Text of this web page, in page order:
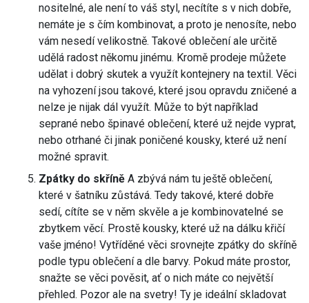
nositelné, ale není to váš styl, necítíte s v nich dobře,
nemáte je s čím kombinovat, a proto je nenosíte, nebo
vám nesedí velikostně. Takové oblečení ale určitě
udělá radost někomu jinému. Kromě prodeje můžete
udělat i dobrý skutek a využít kontejnery na textil. Věci
na vyhození jsou takové, které jsou opravdu zničené a
nelze je nijak dál využít. Může to být například
seprané nebo špinavé oblečení, které už nejde vyprat,
nebo otrhané či jinak poničené kousky, které už není
možné spravit.
Zpátky do skříně A zbývá nám tu ještě oblečení,
které v šatníku zůstává. Tedy takové, které dobře
sedí, cítíte se v něm skvěle a je kombinovatelné se
zbytkem věcí. Prostě kousky, které už na dálku křičí
vaše jméno! Vytříděné věci srovnejte zpátky do skříně
podle typu oblečení a dle barvy. Pokud máte prostor,
snažte se věci pověsit, ať o nich máte co největší
přehled. Pozor ale na svetry! Ty je ideální skladovat